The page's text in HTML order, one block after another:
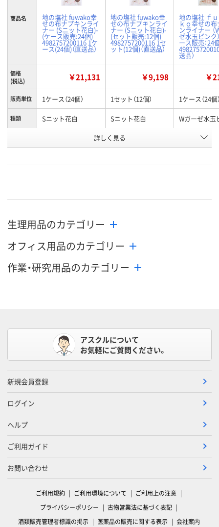
商品名 地の塩社 fuwako幸
せの布ナプキンライ
ナー (Sニット花白)-
(ケース販売:24個)
4982757200116 1ケ
ース(24個)（直送品）
地の塩社 fuwako幸
せの布ナプキンライ
ナー (Sニット花白)-
(セット販売:12個)
4982757200116 1セ
ット(12個)（直送品）
地の塩社 ｆ
ｋｏ幸せの
ンライナー （
ゼ水玉ピンク
ース販売：24
送品）
価格
(税込)
￥21,131 ￥9,198 ￥
販売単位 1ケース（24個） 1セット（12個） 1ケース（24個
種類 Sニット花白 Sニット花白 Wガーゼ水玉
HK49206 HK49204
カゴへ
詳しく見る
生理用品のカテゴリー
オフィス用品のカテゴリー
作業・研究用品のカテゴリー
アスクルについて
お気軽にご質問ください。
新規会員登録
ログイン
ヘルプ
ご利用ガイド
お問い合わせ
ご利用規約 ご利用環境について
ご利用上の注意
プライバシーポリシー
古物営業法に基づく表記
酒類販売管理者標識の掲示
医薬品の販売に関する表示 会社案内